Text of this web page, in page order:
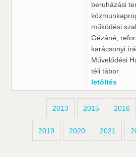
beruházási
működési
Gézáné,
karácsonyi
Művelődési
téli tábor
letöltés
2013 2015 2016
2019 2020 2021